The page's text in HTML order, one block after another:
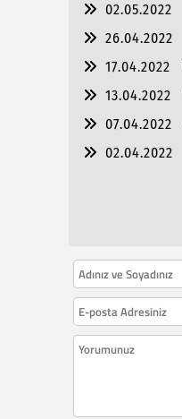
02.05.2022
26.04.2022
17.04.2022
13.04.2022
07.04.2022
02.04.2022